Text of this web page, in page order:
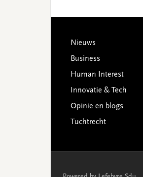
Footer
Nieuws
Business
Human Interest
Innovatie & Tech
Opinie en blogs
Tuchtrecht